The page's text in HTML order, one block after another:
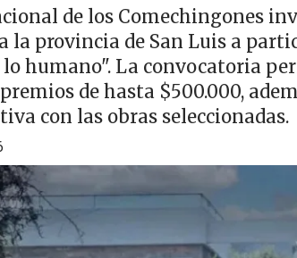
de los Comechingones
la provincia de San Luis a
humano". La convocatoria
de hasta $500.000,
con las obras seleccionadas.